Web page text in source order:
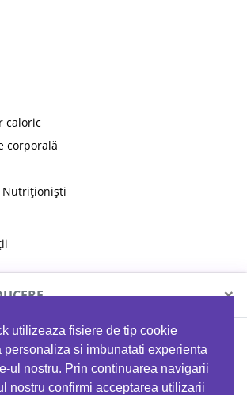
utilizeaza fisiere de tip cookie
personaliza si imbunatati experienta
ul nostru. Prin continuarea navigarii
nostru confirmi acceptarea utilizarii
caloric
corporală
Nutriționiști
×
MYPROTEIN